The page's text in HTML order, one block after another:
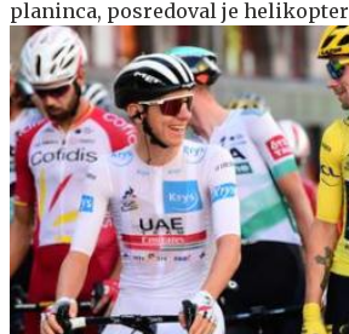
planinca, posredoval je helikopter